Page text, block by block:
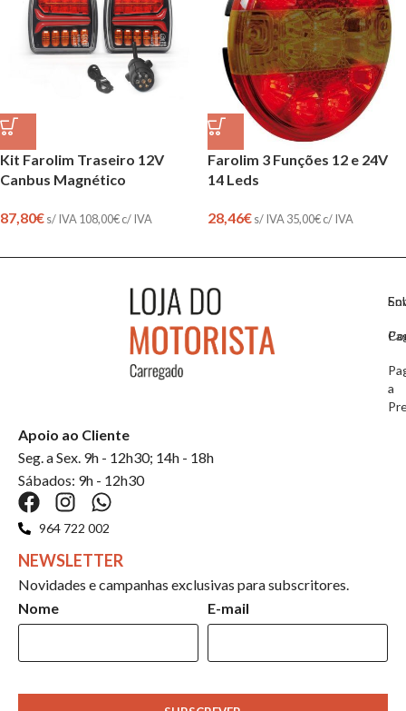
Kit Farolim Traseiro 12V
Canbus Magnético
87,80€s/ IVA 108,00€c/ IVA
Farolim 3 Funções 12 e 24V
14 Leds
28,46€s/ IVA 35,00€c/ IVA
a
Apoio ao Cliente
Seg. a Sex. 9h - 12h30; 14h - 18h
Sábados: 9h - 12h30
964 722 002
NEWSLETTER
Novidades e campanhas exclusivas para subscritores.
Nome
E-mail